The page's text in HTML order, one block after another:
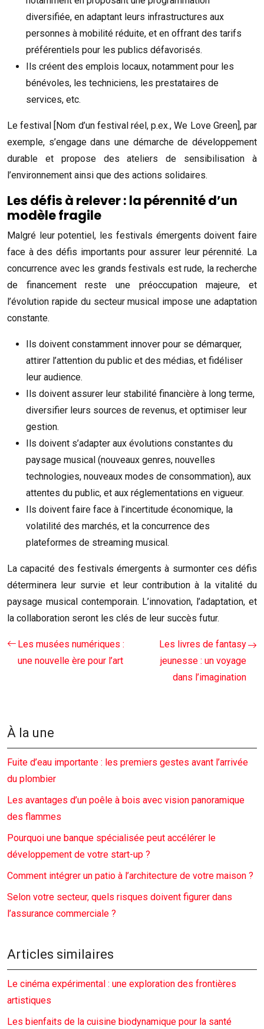
diversifiée, en adaptant leurs infrastructures aux
personnes à mobilité réduite, et en offrant des tarifs
préférentiels pour les publics défavorisés.
Ils créent des emplois locaux, notamment pour les
bénévoles, les techniciens, les prestataires de
services, etc.
Le festival [Nom d’un festival réel, p.ex., We Love Green], par
exemple, s’engage dans une démarche de développement
durable et propose des ateliers de sensibilisation à
l’environnement ainsi que des actions solidaires.
Les défis à relever : la pérennité d’un
modèle fragile
Malgré leur potentiel, les festivals émergents doivent faire
face à des défis importants pour assurer leur pérennité. La
concurrence avec les grands festivals est rude, la recherche
de financement reste une préoccupation majeure, et
l’évolution rapide du secteur musical impose une adaptation
constante.
Ils doivent constamment innover pour se démarquer,
attirer l’attention du public et des médias, et fidéliser
leur audience.
Ils doivent assurer leur stabilité financière à long terme,
diversifier leurs sources de revenus, et optimiser leur
gestion.
Ils doivent s’adapter aux évolutions constantes du
paysage musical (nouveaux genres, nouvelles
technologies, nouveaux modes de consommation), aux
attentes du public, et aux réglementations en vigueur.
Ils doivent faire face à l’incertitude économique, la
volatilité des marchés, et la concurrence des
plateformes de streaming musical.
La capacité des festivals émergents à surmonter ces défis
déterminera leur survie et leur contribution à la vitalité du
paysage musical contemporain. L’innovation, l’adaptation, et
la collaboration seront les clés de leur succès futur.
Les musées numériques :
une nouvelle ère pour l’art
Les livres de fantasy
jeunesse : un voyage
dans l’imagination
À la une
Fuite d’eau importante : les premiers gestes avant l’arrivée
du plombier
Les avantages d’un poêle à bois avec vision panoramique
des flammes
Pourquoi une banque spécialisée peut accélérer le
développement de votre start-up ?
Comment intégrer un patio à l’architecture de votre maison ?
Selon votre secteur, quels risques doivent figurer dans
l’assurance commerciale ?
Articles similaires
Le cinéma expérimental : une exploration des frontières
artistiques
Les bienfaits de la cuisine biodynamique pour la santé